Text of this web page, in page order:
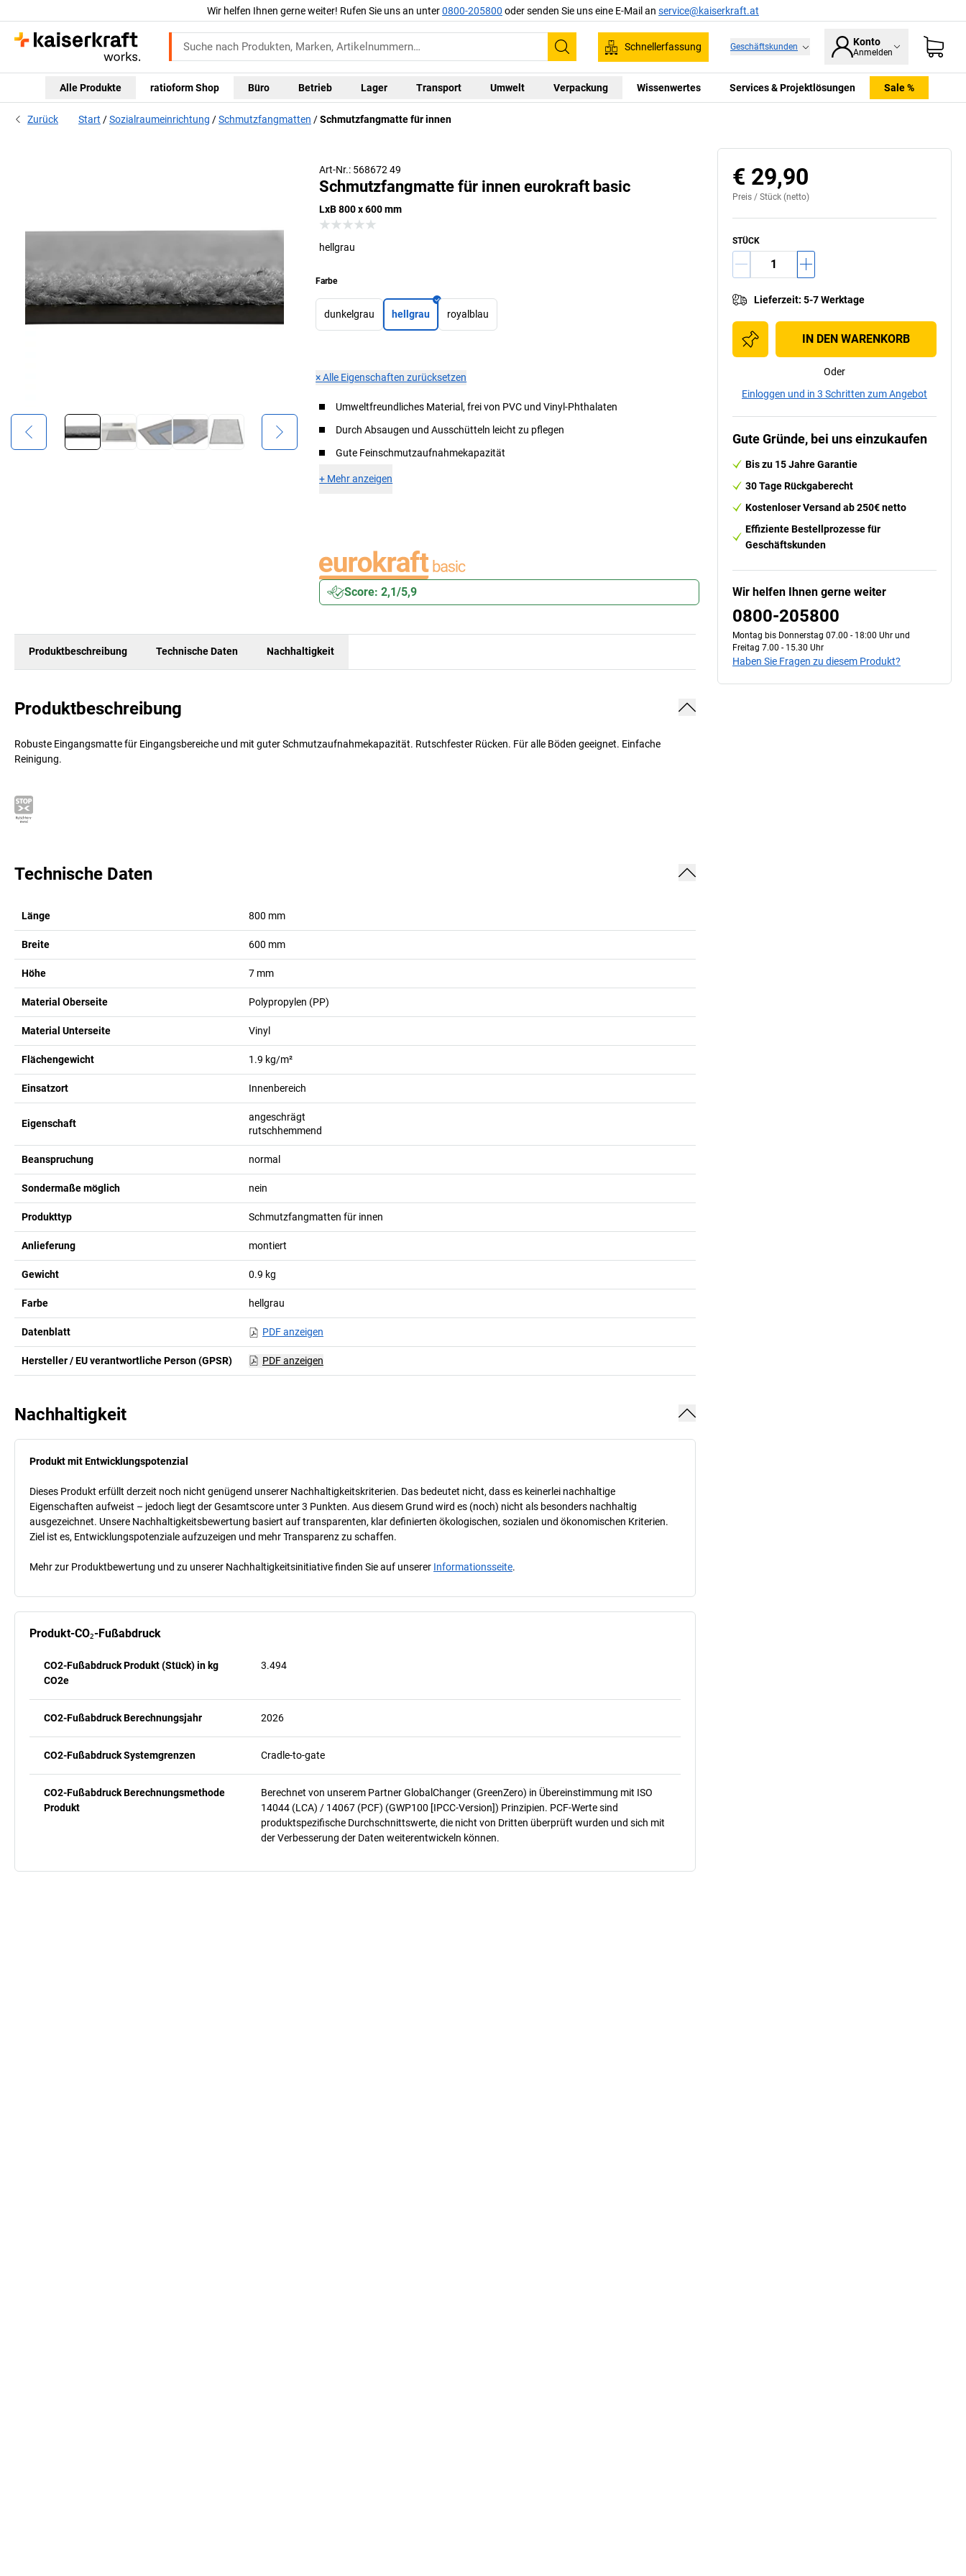
Wir helfen Ihnen gerne weiter! Rufen Sie uns an unter0800-205800 oder senden Sie uns eine E-Mail an service@kaiserkraft.at
Suchen
Schnellerfassung Geschäftskunden Konto
Anmelden
Alle Produkte ratioform Shop Büro Betrieb Lager Transport Umwelt Verpackung Wissenwertes Services & Projektlösungen Sale %
Zurück Start Sozialraumeinrichtung Schmutzfangmatten Schmutzfangmatte für innen
Art-Nr.: 568672 49
Schmutzfangmatte für innen eurokraft basic
LxB 800 x 600 mm
hellgrau
Farbe
dunkelgrau hellgrau royalblau
×Alle Eigenschaften zurücksetzen
Umweltfreundliches Material, frei von PVC und Vinyl-Phthalaten
Durch Absaugen und Ausschütteln leicht zu pflegen
Gute Feinschmutzaufnahmekapazität
+ Mehr anzeigen
Score: 2,1/5,9
Produktbeschreibung Technische Daten Nachhaltigkeit
Produktbeschreibung
Robuste Eingangsmatte für Eingangsbereiche und mit guter Schmutzaufnahmekapazität. Rutschfester Rücken. Für alle Böden geeignet. Einfache
Reinigung.
Technische Daten
Länge 800 mm
Breite 600 mm
Höhe 7 mm
Material Oberseite Polypropylen (PP)
Material Unterseite Vinyl
Flächengewicht 1.9 kg/m²
Einsatzort Innenbereich
Eigenschaft
angeschrägt
rutschhemmend
Beanspruchung normal
Sondermaße möglich nein
Produkttyp Schmutzfangmatten für innen
Anlieferung montiert
Gewicht 0.9 kg
Farbe hellgrau
Datenblatt PDF anzeigen
Hersteller / EU verantwortliche Person (GPSR) PDF anzeigen
Nachhaltigkeit
Produkt mit Entwicklungspotenzial
Dieses Produkt erfüllt derzeit noch nicht genügend unserer Nachhaltigkeitskriterien. Das bedeutet nicht, dass es keinerlei nachhaltige
Eigenschaften aufweist – jedoch liegt der Gesamtscore unter 3 Punkten. Aus diesem Grund wird es (noch) nicht als besonders nachhaltig
ausgezeichnet. Unsere Nachhaltigkeitsbewertung basiert auf transparenten, klar definierten ökologischen, sozialen und ökonomischen Kriterien.
Ziel ist es, Entwicklungspotenziale aufzuzeigen und mehr Transparenz zu schaffen.
Mehr zur Produktbewertung und zu unserer Nachhaltigkeitsinitiative finden Sie auf unserer Informationsseite.
Produkt-CO₂-Fußabdruck
CO2-Fußabdruck Produkt (Stück) in kg
CO2e
3.494
CO2-Fußabdruck Berechnungsjahr 2026
CO2-Fußabdruck Systemgrenzen Cradle-to-gate
CO2-Fußabdruck Berechnungsmethode
Produkt
Berechnet von unserem Partner GlobalChanger (GreenZero) in Übereinstimmung mit ISO
14044 (LCA) / 14067 (PCF) (GWP100 [IPCC-Version]) Prinzipien. PCF-Werte sind
produktspezifische Durchschnittswerte, die nicht von Dritten überprüft wurden und sich mit
der Verbesserung der Daten weiterentwickeln können.
€ 29,90
Preis / Stück (netto)
STÜCK
Lieferzeit: 5-7 Werktage
IN DEN WARENKORB
Oder
Einloggen und in 3 Schritten zum Angebot
Gute Gründe, bei uns einzukaufen
Bis zu 15 Jahre Garantie
30 Tage Rückgaberecht
Kostenloser Versand ab 250€ netto
Effiziente Bestellprozesse für
Geschäftskunden
Wir helfen Ihnen gerne weiter
0800-205800
Montag bis Donnerstag 07.00 - 18:00 Uhr und
Freitag 7.00 - 15.30 Uhr
Haben Sie Fragen zu diesem Produkt?